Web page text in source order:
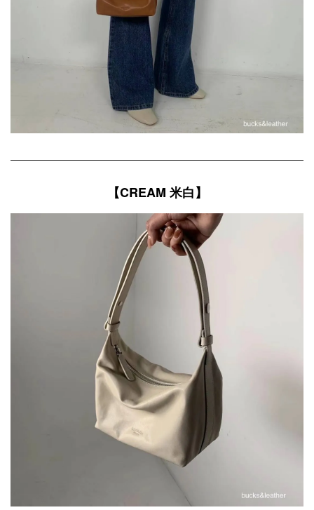
【CREAM 米白】